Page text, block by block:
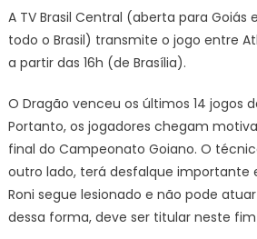
A TV Brasil Central (aberta para Goiás
todo o Brasil) transmite o jogo entre
a partir das 16h (de Brasília).
O Dragão venceu os últimos 14 jogos
Portanto, os jogadores chegam
final do Campeonato Goiano. O
outro lado, terá desfalque importante
Roni segue lesionado e não pode
dessa forma, deve ser titular neste